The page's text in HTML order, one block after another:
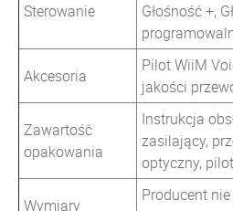
Sterowanie
Głośność +,
Akcesoria
Pilot WiiM
jakości
Zawartość
opakowania
Instrukcja
zasilający,
optyczny,
Wymiary
Producent